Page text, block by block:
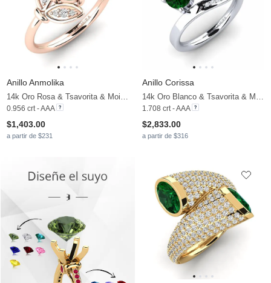
Anillo Anmolika
14k Oro Rosa & Tsavorita & Moissanita
0.956 crt - AAA
$1,403.00
a partir de $231
Anillo Corissa
14k Oro Blanco & Tsavorita & Moissanita
1.708 crt - AAA
$2,833.00
a partir de $316